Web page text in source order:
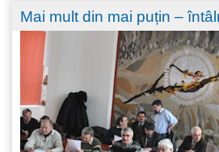
Mai mult din mai puțin –